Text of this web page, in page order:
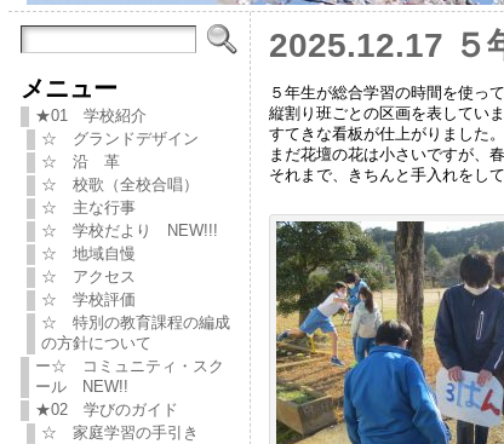
メニュー
★01 学校紹介
☆ グランドデザイン
☆ 沿 革
☆ 校歌（全校合唱）
☆ 主な行事
☆ 学校だより NEW!!!
☆ 地域自慢
☆ アクセス
☆ 学校評価
☆ 特別の教育課程の編成
の方針について
ー☆ コミュニティ・スク
ール NEW!!
★02 学びのガイド
☆ 家庭学習の手引き
2025.12.17
５年生が総合学習の時間を使っ
縦割り班ごとの区画を表していま
すてきな看板が仕上がりました
まだ花壇の花は小さいですが、
それまで、きちんと手入れをし